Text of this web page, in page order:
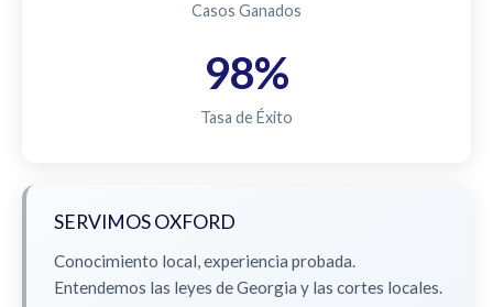
Casos Ganados
98%
Tasa de Éxito
SERVIMOS OXFORD
Conocimiento local, experiencia probada.
Entendemos las leyes de Georgia y las cortes locales.